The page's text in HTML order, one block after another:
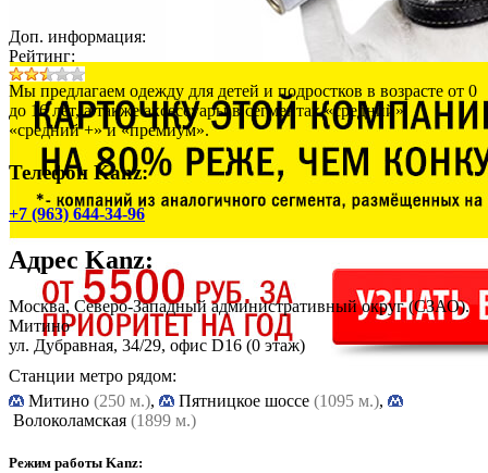
Доп. информация:
Рейтинг:
Мы предлагаем одежду для детей и подростков в возрасте от 0
до 16 лет, а также аксессуары в сегментах «средний»,
«средний +» и «премиум».
Телефон Kanz:
+7 (963) 644-34-96
Адрес Kanz:
Москва, Северо-Западный административный округ (СЗАО).
Митино
ул. Дубравная, 34/29, офис D16 (0 этаж)
Станции метро рядом:
Митино (250 м.), Пятницкое шоссе (1095 м.),
Волоколамская (1899 м.)
Режим работы Kanz: